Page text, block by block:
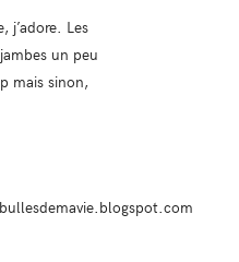
j’adore. Les
un peu
mais sinon,